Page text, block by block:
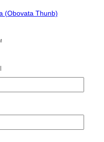
(Obovata Thunb)